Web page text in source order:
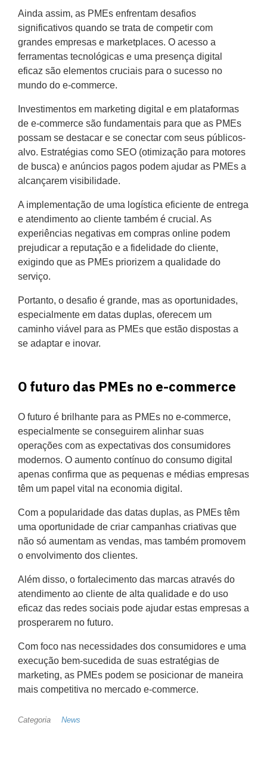
Ainda assim, as PMEs enfrentam desafios
significativos quando se trata de competir com
grandes empresas e marketplaces. O acesso a
ferramentas tecnológicas e uma presença digital
eficaz são elementos cruciais para o sucesso no
mundo do e-commerce.
Investimentos em marketing digital e em plataformas
de e-commerce são fundamentais para que as PMEs
possam se destacar e se conectar com seus públicos-
alvo. Estratégias como SEO (otimização para motores
de busca) e anúncios pagos podem ajudar as PMEs a
alcançarem visibilidade.
A implementação de uma logística eficiente de entrega
e atendimento ao cliente também é crucial. As
experiências negativas em compras online podem
prejudicar a reputação e a fidelidade do cliente,
exigindo que as PMEs priorizem a qualidade do
serviço.
Portanto, o desafio é grande, mas as oportunidades,
especialmente em datas duplas, oferecem um
caminho viável para as PMEs que estão dispostas a
se adaptar e inovar.
O futuro das PMEs no e-commerce
O futuro é brilhante para as PMEs no e-commerce,
especialmente se conseguirem alinhar suas
operações com as expectativas dos consumidores
modernos. O aumento contínuo do consumo digital
apenas confirma que as pequenas e médias empresas
têm um papel vital na economia digital.
Com a popularidade das datas duplas, as PMEs têm
uma oportunidade de criar campanhas criativas que
não só aumentam as vendas, mas também promovem
o envolvimento dos clientes.
Além disso, o fortalecimento das marcas através do
atendimento ao cliente de alta qualidade e do uso
eficaz das redes sociais pode ajudar estas empresas a
prosperarem no futuro.
Com foco nas necessidades dos consumidores e uma
execução bem-sucedida de suas estratégias de
marketing, as PMEs podem se posicionar de maneira
mais competitiva no mercado e-commerce.
Categoria News